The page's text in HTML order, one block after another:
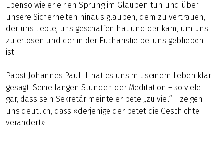
Ebenso wie er einen Sprung im Glauben tun und über
unsere Sicherheiten hinaus glauben, dem zu vertrauen,
der uns liebte, uns geschaffen hat und der kam, um uns
zu erlösen und der in der Eucharistie bei uns geblieben
ist.
Papst Johannes Paul II. hat es uns mit seinem Leben klar
gesagt: Seine langen Stunden der Meditation – so viele
gar, dass sein Sekretär meinte er bete „zu viel“ – zeigen
uns deutlich, dass «derjenige der betet die Geschichte
verändert».